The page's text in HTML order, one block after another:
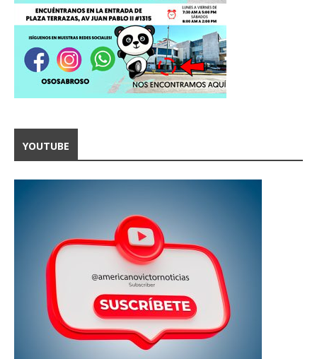
YOUTUBE